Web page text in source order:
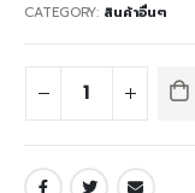
CATEGORY: สินค้าอื่นๆ